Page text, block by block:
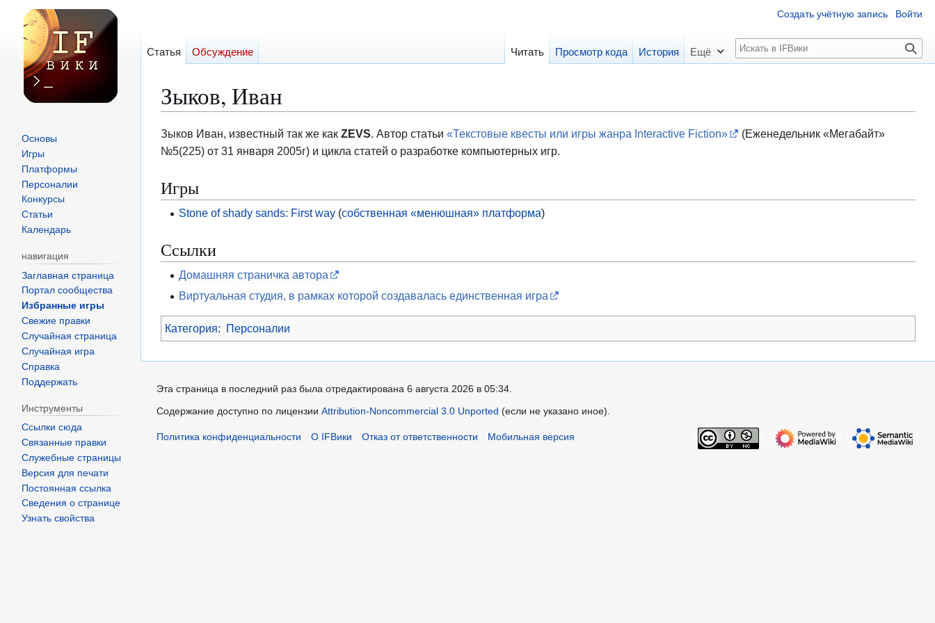
Зыков, Иван
Перейти
к
Перейти
к
Зыков Иван, известный так же как ZEVS. Автор статьи «Текстовые квесты или игры жанра Interactive Fiction»
(Еженедельник «Мегабайт»
№5(225) от 31 января 2005г) и цикла статей о разработке компьютерных игр.
Игры
Stone of shady sands: First way(собственная «менюшная» платформа)
Ссылки
Домашняя страничка автора
Виртуальная студия, в рамках которой создавалась единственная игра
Категория: Персоналии
Создать учётную запись Войти
Статья Обсуждение Читать Просмотр кода История Ещё
П
о
к
Основы
Игры
Платформы
Персоналии
Конкурсы
Статьи
Календарь
навигация
Заглавная страница
Портал сообщества
Избранные игры
Свежие правки
Случайная страница
Случайная игра
Справка
Поддержать
Инструменты
Ссылки сюда
Связанные правки
Служебные страницы
Версия для печати
Постоянная ссылка
Сведения о странице
Узнать свойства
Эта страница в последний раз была отредактирована 6 августа 2026 в 05:34.
Содержание доступно по лицензииAttribution-Noncommercial 3.0 Unported (если не указано иное).
Политика конфиденциальности О IFВики Отказ от ответственности Мобильная версия